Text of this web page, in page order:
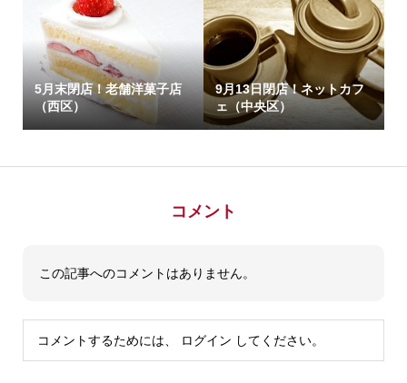
5月末閉店！老舗洋菓子店
（西区）
9月13日閉店！ネットカフ
ェ（中央区）
コメント
この記事へのコメントはありません。
コメントするためには、 ログイン してください。